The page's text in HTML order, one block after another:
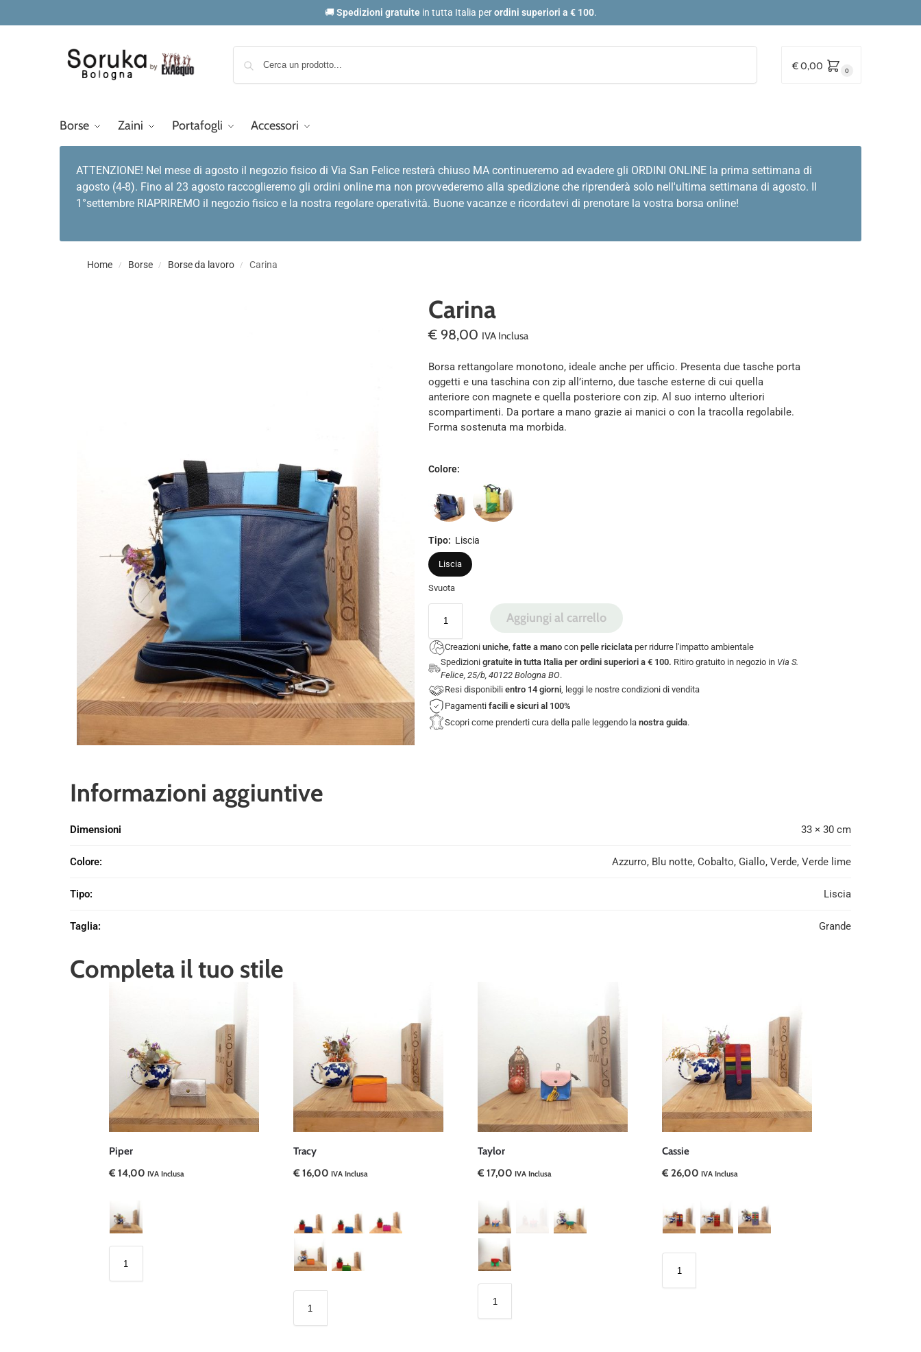
🚚 Spedizioni gratuite in tutta Italia perordini superiori a € 100.
€0,00 0
Borse Zaini Portafogli Accessori
ATTENZIONE! Nel mese di agosto il negozio fisico di Via San Felice resterà chiuso MA continueremo ad evadere gli ORDINI ONLINE la prima settimana di
agosto (4-8). Fino al 23 agosto raccoglieremo gli ordini online ma non provvederemo alla spedizione che riprenderà solo nell'ultima settimana di agosto. Il
1°settembre RIAPRIREMO il negozio fisico e la nostra regolare operatività. Buone vacanze e ricordatevi di prenotare la vostra borsa online!
Home / Borse / Borse da lavoro / Carina
Carina
€ 98,00 IVA Inclusa
Borsa rettangolare monotono, ideale anche per ufficio. Presenta due tasche porta
oggetti e una taschina con zip all’interno, due tasche esterne di cui quella
anteriore con magnete e quella posteriore con zip. Al suo interno ulteriori
scompartimenti. Da portare a mano grazie ai manici o con la tracolla regolabile.
Forma sostenuta ma morbida.
Colore:
Tipo: Liscia
Liscia
Svuota
Aggiungi al carrello
Creazioni uniche, fatte a mano con pelle riciclata per ridurre l'impatto ambientale
Spedizionigratuite in tutta Italia per ordini superiori a € 100. Ritiro gratuito in negozio in Via S.
Felice, 25/b, 40122 Bologna BO.
Resi disponibili entro 14 giorni, leggi le nostre condizioni di vendita
Pagamenti facili e sicuri al 100%
Scopri come prenderti cura della palle leggendo la nostra guida.
Informazioni aggiuntive
Dimensioni 33 × 30 cm
Colore: Azzurro, Blu notte, Cobalto, Giallo, Verde, Verde lime
Tipo: Liscia
Taglia: Grande
Completa il tuo stile
Piper
€ 14,00 IVA Inclusa
Tracy
€ 16,00 IVA Inclusa
Taylor
€ 17,00 IVA Inclusa
Cassie
€ 26,00 IVA Inclusa